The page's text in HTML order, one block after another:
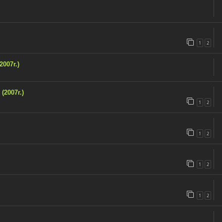
1 2
1 2
1 2
1 2
1 2